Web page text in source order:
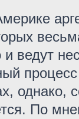
ведут
однако,
По